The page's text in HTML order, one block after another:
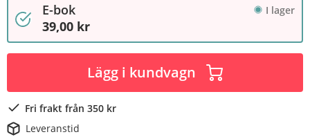
E-bok I lager
39,00 kr
Lägg i kundvagn
Fri frakt från 350 kr
Leveranstid